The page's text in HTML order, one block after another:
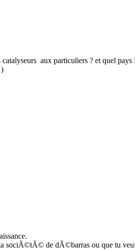
aux particuliers ? et quel pays
sociÃ©tÃ© de dÃ©barras ou que tu